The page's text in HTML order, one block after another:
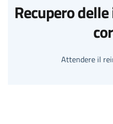
Recupero
Attendere il